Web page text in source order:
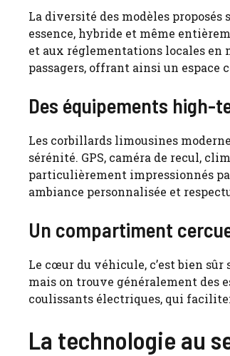
La diversité des modèles
essence, hybride et même
et aux réglementations locales en
passagers, offrant ainsi un espace
Des équipements high-
Les corbillards limousines
sérénité. GPS, caméra de recul,
particulièrement impressionnés
ambiance personnalisée et
Un compartiment
Le cœur du véhicule, c’est bien
mais on trouve généralement des
coulissants électriques, qui
La technologie au